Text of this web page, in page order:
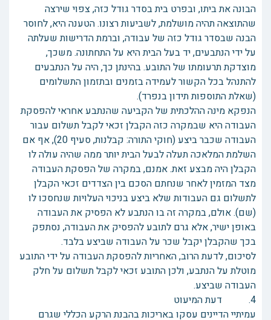
הבונה את ביתו, ובפרט בית בסדר גודל כזה, צפוי שירצה
שהתוצאה תהיה מושלמת, לשביעות רצונו. הטענה היא, לחוסר
הבנה שבסדר גודל כזה של עבודה, וברמת הדרישות שעלתה
על ידי הנתבעים, יד בעל הבית היא על התחתונה. משכך,
מוצדקת תרעומתו של התובע. בהינתן כך, היה על הנתבעים
להתנהל בכל הקשור לעמידה בזמנים ובתזמון התשלומים
(שאלת התוספות תידון בנפרד).
הנפקא מינה ההלכתית של הקביעה שהנתבע אחראי להפסקת
העבודה היא שבמקרה כזה הקבלן זכאי לקבל תשלום עבור
העבודה שכבר ביצע (חוקי התורה: קבלנות, סעיף 20), אף אם
השלמת המלאכה תעלה לבעל הבית יותר ממה שהיה עולה לו
הקבלן היה מבצע זאת. אמנם, במקרה של הפסקת העבודה
מצד המזמין לאחר שנחתם הסכם בין הצדדים זכאי הקבלן
לתשלום גם העבודות שלא ביצע בניכוי העלויות שנחסכו לו
(שם). אולם, במקרה זה בו הנתבע לא הפסיק את העבודה
באופן ישיר, אלא גרם לתובע להפסיק את העבודה, נסתפק
בכך שהקבלן יקבל שכר על העבודה שביצע בלבד.
לסיכום, לדעת הרוב, האחריות להפסקת העבודה על ידי התובע
מוטלת על הנתבע, ולכן התובע זכאי לקבל תשלום על חלק
העבודה שביצע.
4. דעת המיעוט
עמיתיי הדיינים עסקו באריכות בהבנת הרקע הכללי שגרם